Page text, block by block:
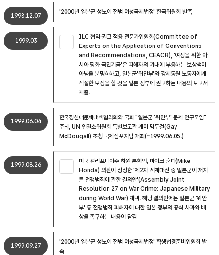
1998.12.07
'2000년 일본군 성노예 전범 여성국제법정' 한국위원회 발족
1999.03
ILO 협약·권고 적용 전문가위원회(Committee of
Experts on the Application of Conventions
and Recommendations, CEACR), '여성을 위한 아
시아 평화 국민기금'은 피해자의 기대에 부응하는 보상책이
아님을 분명히하고, 일본군'위안부'와 강제동원 노동자에게
적절한 보상을 할 것을 일본 정부에 권고하는 내용의 보고서
제출.
1999.06.04
한국정신대문제대책협의회와 국회 "일본군 '위안부' 문제 연구모임"
주최, UN 인권소위원회 특별보고관 게이 맥두걸(Gay
McDougall) 초청 국제심포지엄 개최(~1999.06.05.)
1999.08.26
미국 캘리포니아주 하원 본회의, 마이크 혼다(Mike
Honda) 의원이 상정한 '제2차 세계대전 중 일본군이 저지
른 전쟁범죄에 관한 결의안'(Assembly Joint
Resolution 27 on War Crime: Japanese Military
during World War) 채택. 해당 결의안에는 일본군 '위안
부' 등 전쟁범죄 피해자에 대한 일본 정부의 공식 사과와 배
상을 촉구하는 내용이 담김
1999.09.27
'2000년 일본군 성노예 전범 여성국제법정' 학생법정준비위원회 발
족